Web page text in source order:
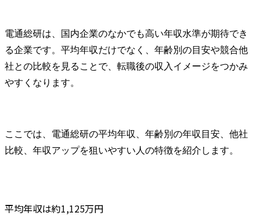
電通総研は、国内企業のなかでも高い年収水準が期待でき
る企業です。平均年収だけでなく、年齢別の目安や競合他
社との比較を見ることで、転職後の収入イメージをつかみ
やすくなります。
ここでは、電通総研の平均年収、年齢別の年収目安、他社
比較、年収アップを狙いやすい人の特徴を紹介します。
平均年収は約1,125万円